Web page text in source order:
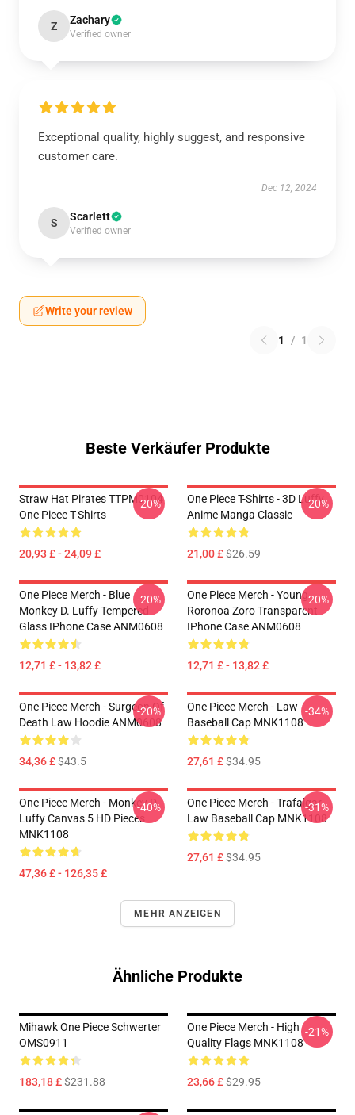
Z Zachary
Verified owner
Exceptional quality, highly suggest, and responsive
customer care.
Dec 12, 2024
S Scarlett
Verified owner
Write your review
1 / 1
Beste Verkäufer Produkte
Straw Hat Pirates TTPM0104
One Piece T-Shirts
20,93 £ - 24,09 £
-20%
One Piece T-Shirts - 3D Luffy
Anime Manga Classic
21,00 £$26.59
-20%
One Piece Merch - Blue
Monkey D. Luffy Tempered
Glass IPhone Case ANM0608
12,71 £ - 13,82 £
-20%
One Piece Merch - Young
Roronoa Zoro Transparent
IPhone Case ANM0608
12,71 £ - 13,82 £
-20%
One Piece Merch - Surgeon Of
Death Law Hoodie ANM0608
34,36 £$43.5
-20%
One Piece Merch - Law
Baseball Cap MNK1108
27,61 £$34.95
-34%
One Piece Merch - Monkey D.
Luffy Canvas 5 HD Pieces
MNK1108
47,36 £ - 126,35 £
-40%
One Piece Merch - Trafalgar
Law Baseball Cap MNK1108
27,61 £$34.95
-31%
MEHR ANZEIGEN
Ähnliche Produkte
Mihawk One Piece Schwerter
OMS0911
183,18 £$231.88
One Piece Merch - High
Quality Flags MNK1108
23,66 £$29.95
-21%